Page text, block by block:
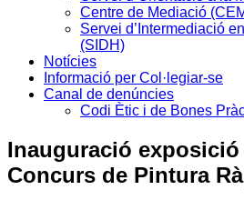
Centre de Mediació
Servei d’Intermediació
(SIDH)
Notícies
Informació per Col·legiar-se
Canal de denúncies
Codi Ètic i de Bones
Inauguració exposició
Concurs de Pintura